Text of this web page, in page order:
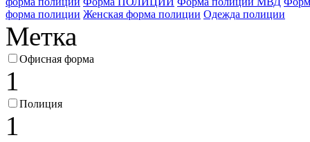
форма полиции Женская форма полиции Одежда полиции
Метка
Офисная форма
1
Полиция
1